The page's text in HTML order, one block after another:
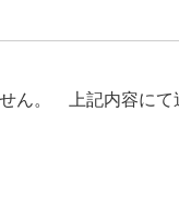
ん。 上記内容にて